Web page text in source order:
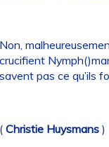
pas ce qu’ils
Christie Huysmans)